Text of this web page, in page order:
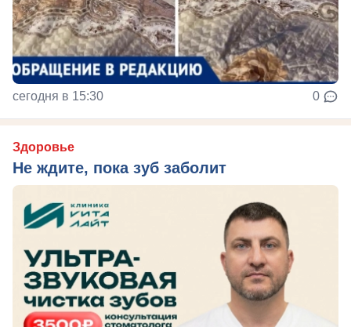
сегодня в 15:30 0
Здоровье
Не ждите, пока зуб заболит